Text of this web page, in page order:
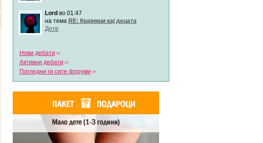
Lord во 01:47
на тема RE: Крајници кај децата
Дете
Нови дебати
Активни дебати
Погледни ги сите форуми